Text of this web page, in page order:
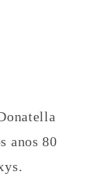
anos 80